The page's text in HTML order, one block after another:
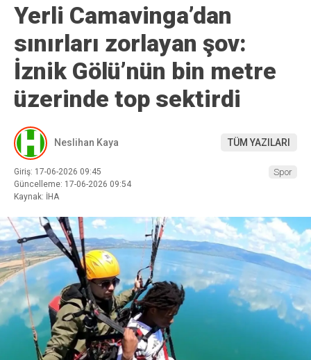
Yerli Camavinga’dan
sınırları zorlayan şov:
İznik Gölü’nün bin metre
üzerinde top sektirdi
Neslihan Kaya TÜM YAZILARI
Giriş: 17-06-2026 09:45
Güncelleme: 17-06-2026 09:54
Kaynak: İHA
Spor